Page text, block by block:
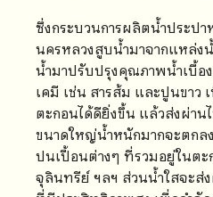
ซึ่งกระบวนการผลิตน้ำประปา
นครหลวงสูบน้ำมาจากแหล่ง
น้ำมาปรับปรุงคุณภาพน้ำเบื้อ
เคมี เช่น สารส้ม และปูนขาว
ตะกอนได้ดียิ่งขึ้น แล้วส่งผ่า
ขนาดใหญ่น้ำหนักมากจะตกล
ปนเปื้อนต่างๆ ที่รวมอยู่ในตะ
จุลินทรีย์ ฯลฯ ส่วนน้ำใสจะส่